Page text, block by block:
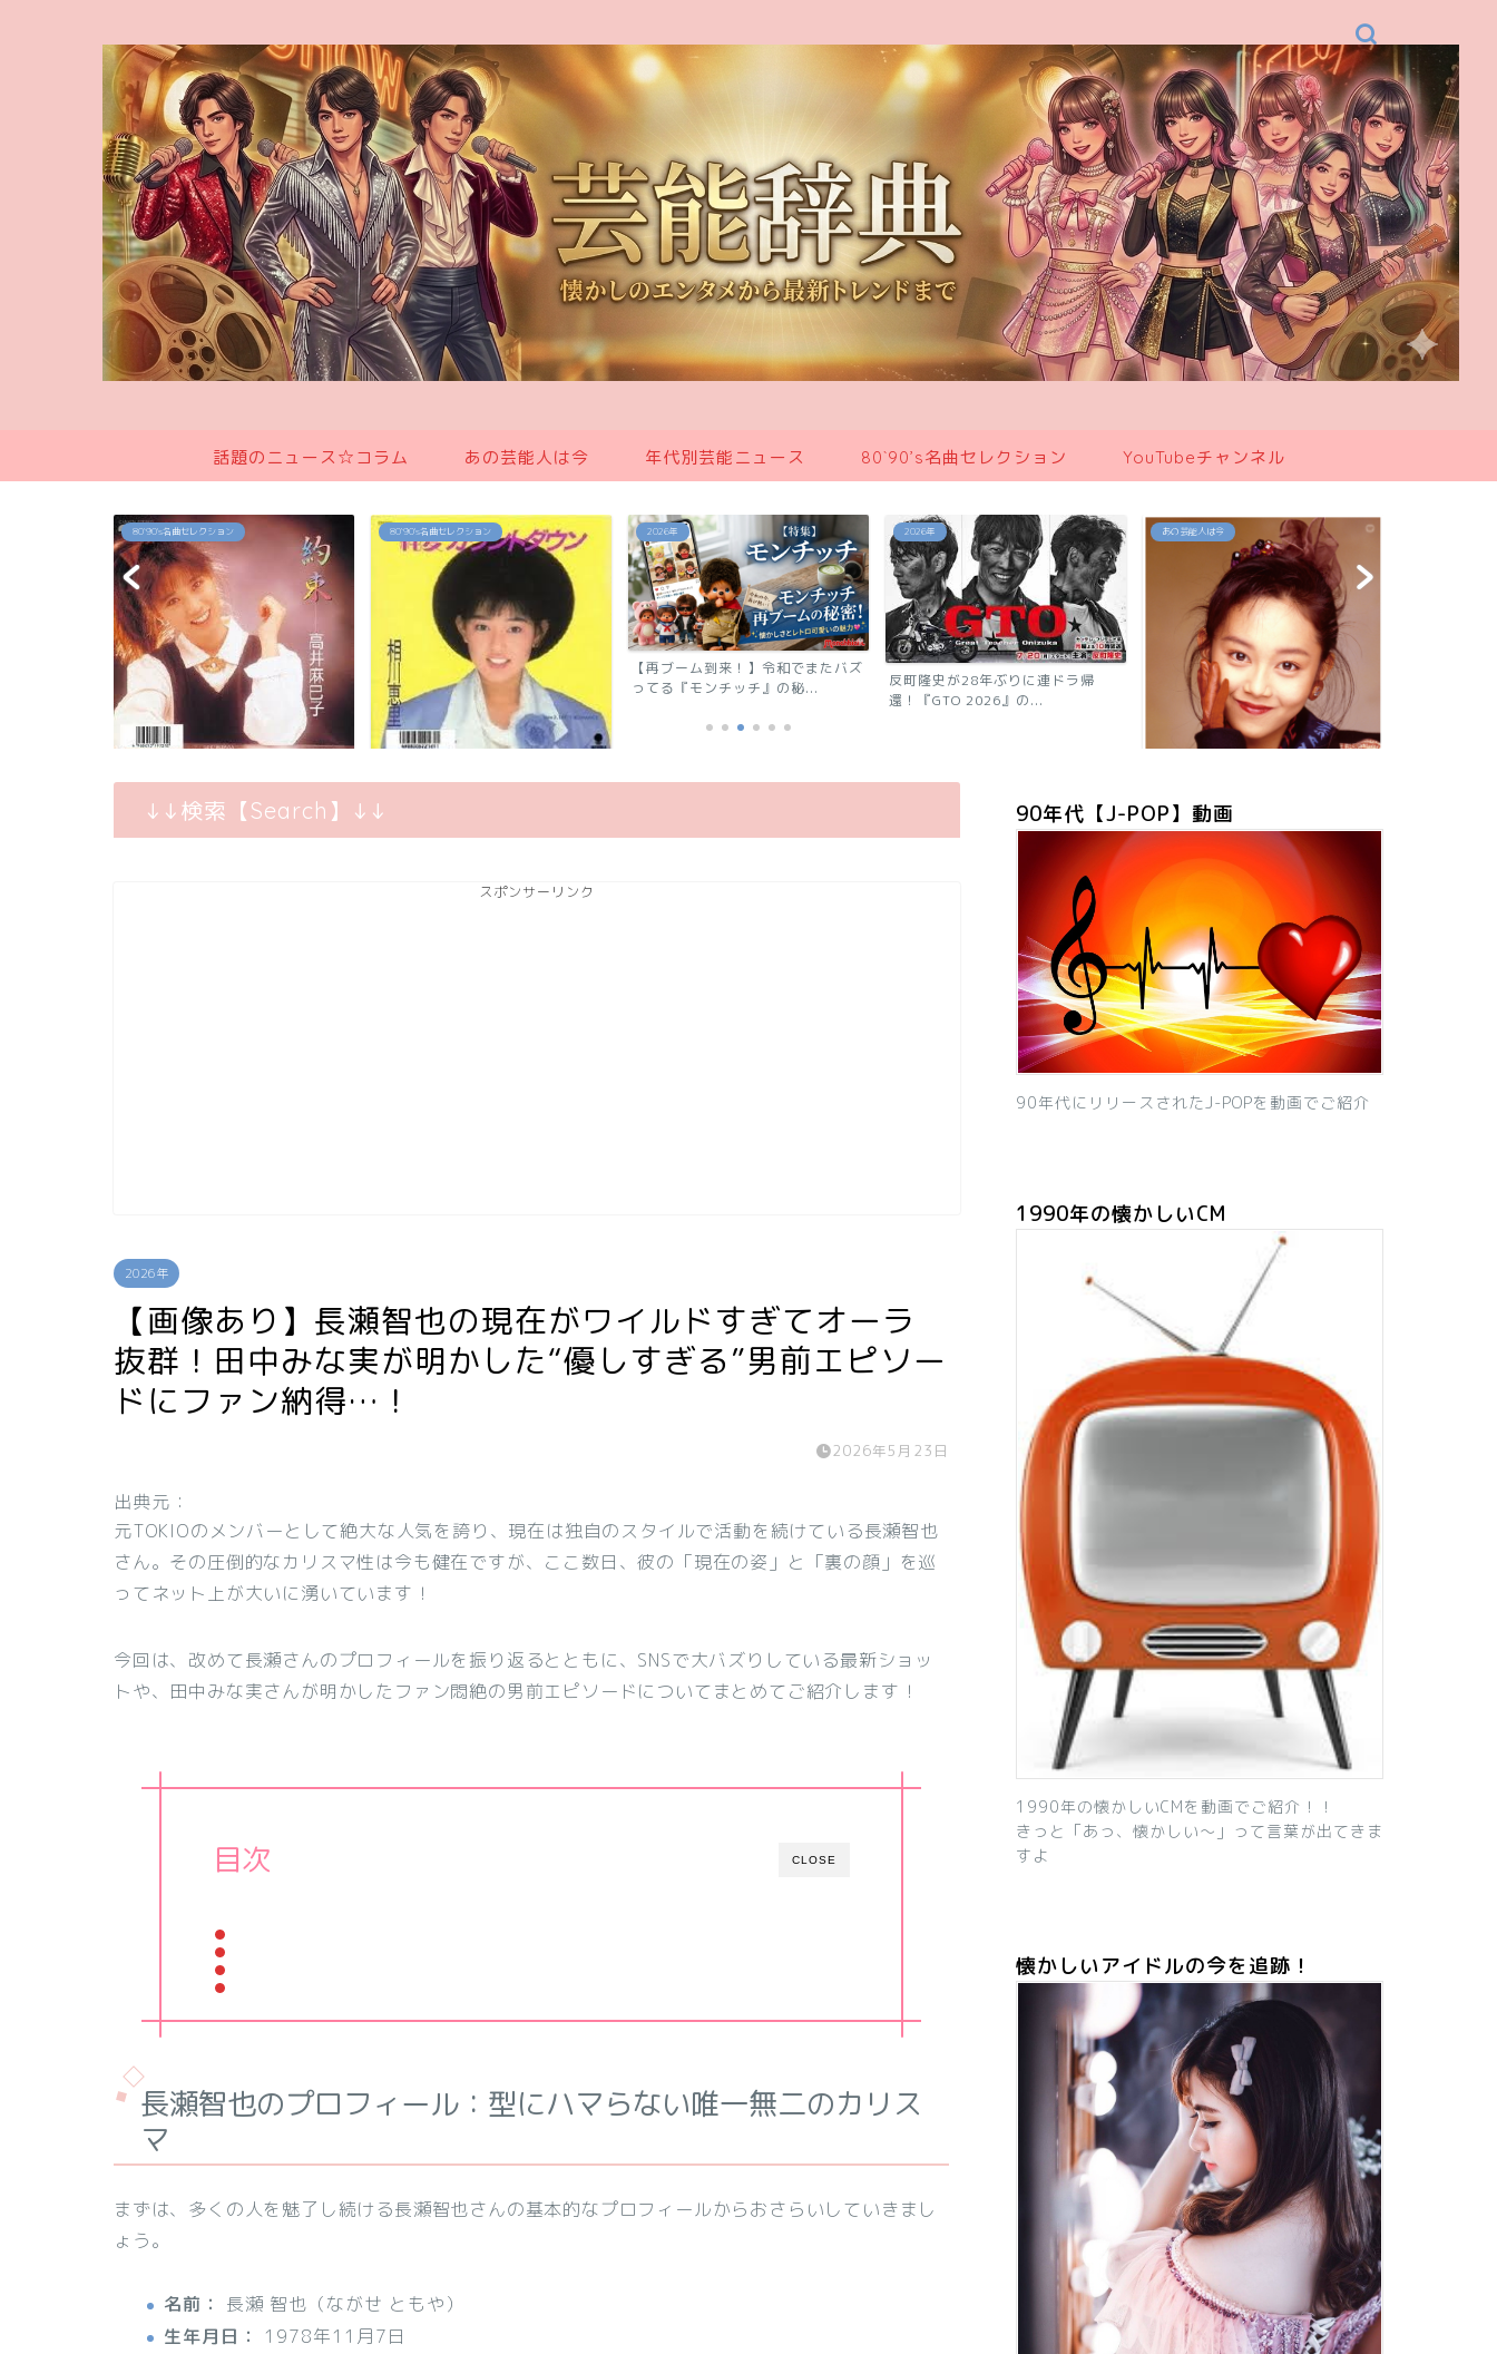
話題のニュース☆コラム あの芸能人は今 年代別芸能ニュース 80`90’s名曲セレクション YouTubeチャンネル
80`90's名曲セレクション 80`90's名曲セレクション 2026年
【再ブーム到来！】令和でまたバズ
ってる『モンチッチ』の秘...
2026年
反町隆史が28年ぶりに連ドラ帰
還！『GTO 2026』の...
あの芸能人は今
「浅香唯の現在は？旦那も子供も芸
能人！有名グループ全員が...
↓↓検索【Search】↓↓
スポンサーリンク
2026年
【画像あり】長瀬智也の現在がワイルドすぎてオーラ
抜群！田中みな実が明かした“優しすぎる”男前エピソー
ドにファン納得…！
2026年5月23日
出典元：
元TOKIOのメンバーとして絶大な人気を誇り、現在は独自のスタイルで活動を続けている長瀬智也
さん。その圧倒的なカリスマ性は今も健在ですが、ここ数日、彼の「現在の姿」と「裏の顔」を巡
ってネット上が大いに湧いています！
今回は、改めて長瀬さんのプロフィールを振り返るとともに、SNSで大バズりしている最新ショッ
トや、田中みな実さんが明かしたファン悶絶の男前エピソードについてまとめてご紹介します！
CLOSE
目次
長瀬智也のプロフィール：型にハマらない唯一無二のカリス
マ
まずは、多くの人を魅了し続ける長瀬智也さんの基本的なプロフィールからおさらいしていきまし
ょう。
名前：
長瀬 智也（ながせ ともや）
生年月日：
1978年11月7日
90年代【J-POP】動画
90年代にリリースされたJ-POPを動画でご紹介
1990年の懐かしいCM
1990年の懐かしいCMを動画でご紹介！！
きっと「あっ、懐かしい～」って言葉が出てきま
すよ
懐かしいアイドルの今を追跡！